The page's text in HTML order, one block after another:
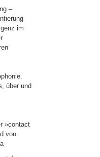
–
im
über und
»contact
von